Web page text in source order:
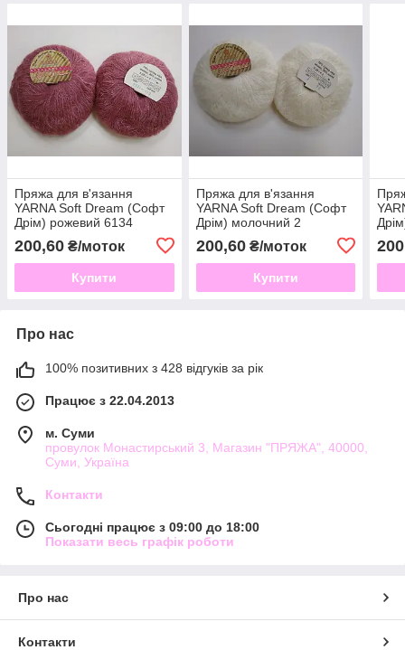
Пряжа для в'язання
YARNA Soft Dream (Софт
Дрім) рожевий 6134
200,60 ₴/моток
Купити
Пряжа для в'язання
YARNA Soft Dream (Софт
Дрім) молочний 2
200,60₴/моток
Купити
Про нас
100% позитивних з 428 відгуків за рік
Працює з 22.04.2013
м. Суми
провулок Монастирський 3, Магазин "ПРЯЖА", 40000,
Суми, Україна
Контакти
Сьогодні працює з 09:00 до 18:00
Показати весь графік роботи
Про нас
Контакти